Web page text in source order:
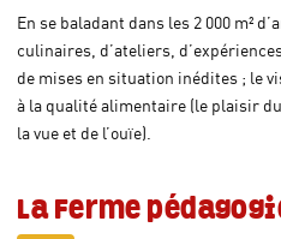
En se baladant dans les 2 000 m²
culinaires, d’ateliers,
de mises en situation inédites ; le
à la qualité alimentaire (le plaisir
la vue et de l’ouïe).
La Ferme